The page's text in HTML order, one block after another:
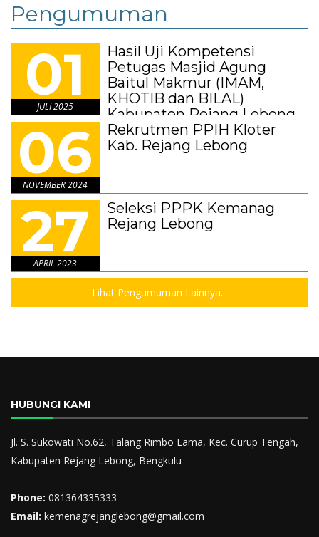
Pengumuman
01
JULI 2025
Hasil Uji Kompetensi
Petugas Masjid Agung
Baitul Makmur (IMAM,
KHOTIB dan BILAL)
Kabupaten Rejang Lebong
Tahun 2025
06
NOVEMBER 2024
Rekrutmen PPIH Kloter
Kab. Rejang Lebong
27
APRIL 2023
Seleksi PPPK Kemanag
Rejang Lebong
Lihat Pengumuman Lainnya...
HUBUNGI KAMI
Jl. S. Sukowati No.62, Talang Rimbo Lama, Kec. Curup Tengah,
Kabupaten Rejang Lebong, Bengkulu
Phone: 081364335333
Email: kemenagrejanglebong@gmail.com